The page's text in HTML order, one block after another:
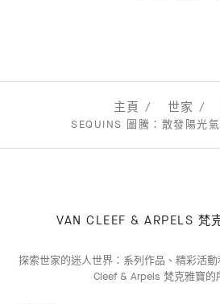
主頁 世家
SEQUINS 圖騰：散發陽光
VAN CLEEF & ARPELS 梵
探索世家的迷人世界：系列作品、精彩活
Cleef & Arpels 梵克雅寶的